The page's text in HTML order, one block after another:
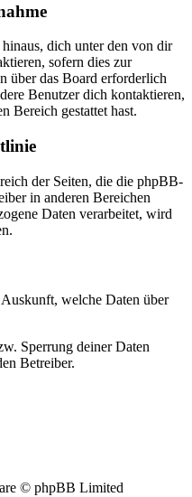
dich unter den von dir
sofern dies zur
über das Board erforderlich
Benutzer dich kontaktieren,
Bereich gestattet hast.
der Seiten, die die phpBB-
in anderen Bereichen
Daten verarbeitet, wird
welche Daten über
Sperrung deiner Daten
Betreiber.
© phpBB Limited